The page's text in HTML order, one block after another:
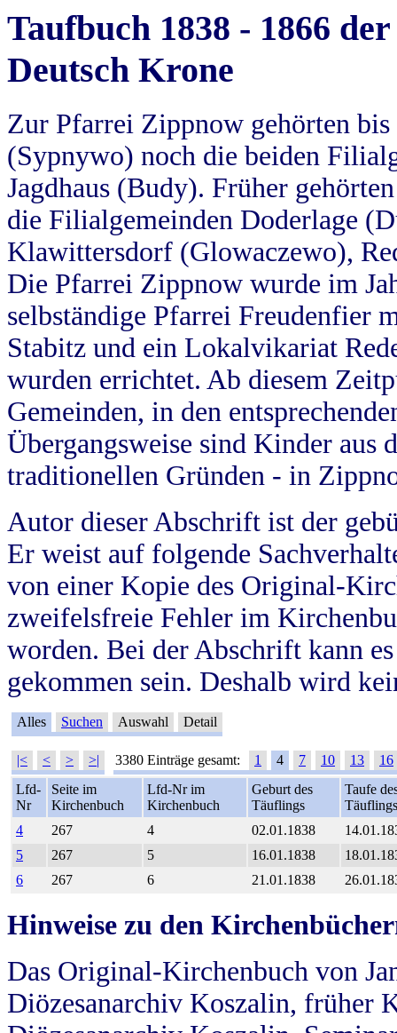
Taufbuch 1838 - 1866
Deutsch Krone
Zur Pfarrei Zippnow gehörten
(Sypnywo) noch die beiden
Jagdhaus (Budy). Früher
die Filialgemeinden Doderlage
Klawittersdorf (Glowaczewo),
Die Pfarrei Zippnow wurde im
selbständige Pfarrei Freudenfier
Stabitz und ein Lokalvikariat
wurden errichtet. Ab diesem
Gemeinden, in den
Übergangsweise sind Kinder aus
traditionellen Gründen - in
Autor dieser Abschrift ist der
Er weist auf folgende
von einer Kopie des Original-
zweifelsfreie Fehler im
worden. Bei der Abschrift kann
gekommen sein. Deshalb wird
Alles Suchen Auswahl Detail
|< < > >| 3380 Einträge gesamt: 1 4 7 10 13
16
Lfd-
Nr
Seite im
Kirchenbuch
Lfd-Nr im
Kirchenbuch
Geburt des
Täuflings
Taufe
Täuflings
4
267 4 02.01.1838
5
267 5 16.01.1838
6
267 6 21.01.1838
Hinweise zu den
Das Original-Kirchenbuch von
Diözesanarchiv Koszalin, früher